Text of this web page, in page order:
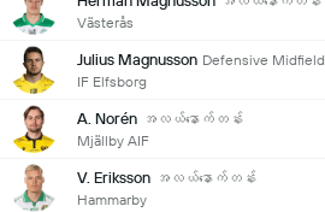
Västerås
Julius Magnusson Defensive Midfield
IF Elfsborg
A. Norén အလယ်နောက်တန်း
Mjällby AIF
V. Eriksson အလယ်နောက်တန်း
Hammarby